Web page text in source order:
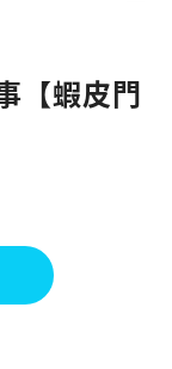
【蝦皮門